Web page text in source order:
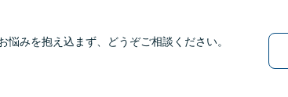
みを抱え込まず、どうぞご相談ください。